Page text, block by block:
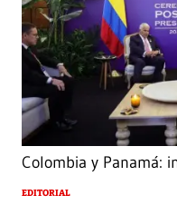
Colombia y Panamá:
EDITORIAL